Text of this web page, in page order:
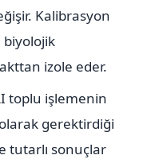
Kalibrasyon
biyolojik
izole eder.
toplu işlemenin
gerektirdiği
tutarlı sonuçlar